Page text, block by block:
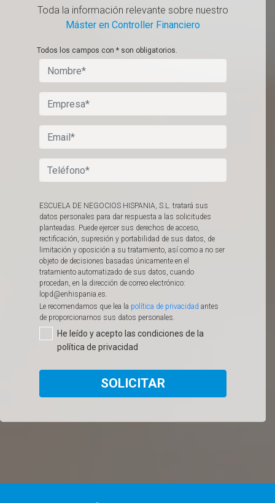
Toda la información relevante sobre nuestro
Máster en Controller Financiero
Todos los campos con * son obligatorios.
ESCUELA DE NEGOCIOS HISPANIA, S.L. tratará sus
datos personales para dar respuesta a las solicitudes
planteadas. Puede ejercer sus derechos de acceso,
rectificación, supresión y portabilidad de sus datos, de
limitación y oposición a su tratamiento, así como a no ser
objeto de decisiones basadas únicamente en el
tratamiento automatizado de sus datos, cuando
procedan, en la dirección de correo electrónico:
lopd@enhispania.es.
Le recomendamos que lea la política de privacidad antes
de proporcionarnos sus datos personales.​
He leído y acepto las condiciones de la
política de privacidad
SOLICITAR